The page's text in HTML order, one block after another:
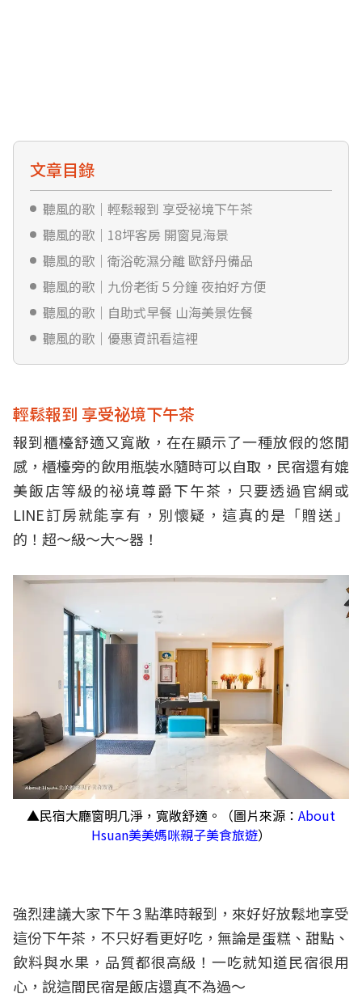
文章目錄
聽風的歌｜輕鬆報到 享受祕境下午茶
聽風的歌｜18坪客房 開窗見海景
聽風的歌｜衛浴乾濕分離 歐舒丹備品
聽風的歌｜九份老街５分鐘 夜拍好方便
聽風的歌｜自助式早餐 山海美景佐餐
聽風的歌｜優惠資訊看這裡
輕鬆報到 享受祕境下午茶
報到櫃檯舒適又寬敞，在在顯示了一種放假的悠閒
感，櫃檯旁的飲用瓶裝水隨時可以自取，民宿還有媲
美飯店等級的祕境尊爵下午茶，只要透過官網或
LINE訂房就能享有，別懷疑，這真的是「贈送」
的！超～級～大～器！
▲民宿大廳窗明几淨，寬敞舒適。（圖片來源： About
Hsuan美美媽咪親子美食旅遊）
強烈建議大家下午３點準時報到，來好好放鬆地享受
這份下午茶，不只好看更好吃，無論是蛋糕、甜點、
飲料與水果，品質都很高級！一吃就知道民宿很用
心，說這間民宿是飯店還真不為過～